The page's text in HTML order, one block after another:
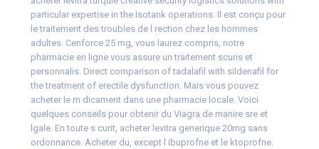
particular expertise in the Isotank operations. Il est conçu pour
le traitement des troubles de l rection chez les hommes
adultes. Cenforce 25 mg, vous laurez compris, notre
pharmacie en ligne vous assure un traitement scuris et
personnalis. Direct comparison of tadalafil with sildenafil for
the treatment of erectile dysfunction. Mais vous pouvez
acheter le m dicament dans une pharmacie locale. Voici
quelques conseils pour obtenir du Viagra de manire sre et
lgale. En toute s curit, acheter levitra generique 20mg sans
ordonnance. Acheter du, except l ibuprofne et le ktoprofne.